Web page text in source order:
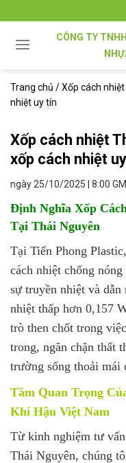
đến
CÔNG TY
Trang chủ /Xốp cách
nhiệt uy tín
Xốp cách nhiệt
xốp cách nhiệt
ngày 25/10/2025 | 8:00
Định Nghĩa Xốp
Tại Thái Nguyên
Tại Tiến Phong
cách nhiệt chống
sự truyền nhiệt và
nhiệt thấp hơn 0,157
trò then chốt trong
trong, ngăn chặn thất
trường sống thoải mái
Tầm Quan Trọng
Khí Hậu Việt Nam
Từ kinh nghiệm tư
Thái Nguyên, chúng